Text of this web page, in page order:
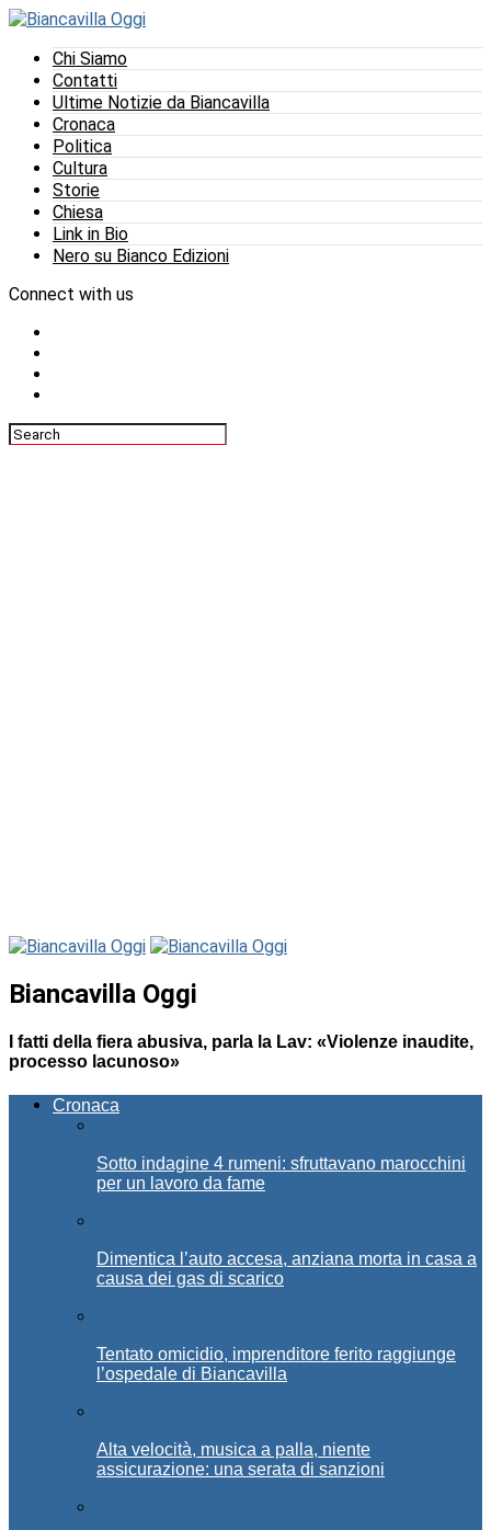
Chi Siamo
Contatti
Ultime Notizie da Biancavilla
Cronaca
Politica
Cultura
Storie
Chiesa
Link in Bio
Nero su Bianco Edizioni
Connect with us
Biancavilla Oggi
I fatti della fiera abusiva, parla la Lav: «Violenze inaudite,
processo lacunoso»
Cronaca
Sotto indagine 4 rumeni: sfruttavano marocchini
per un lavoro da fame
Dimentica l’auto accesa, anziana morta in casa a
causa dei gas di scarico
Tentato omicidio, imprenditore ferito raggiunge
l’ospedale di Biancavilla
Alta velocità, musica a palla, niente
assicurazione: una serata di sanzioni